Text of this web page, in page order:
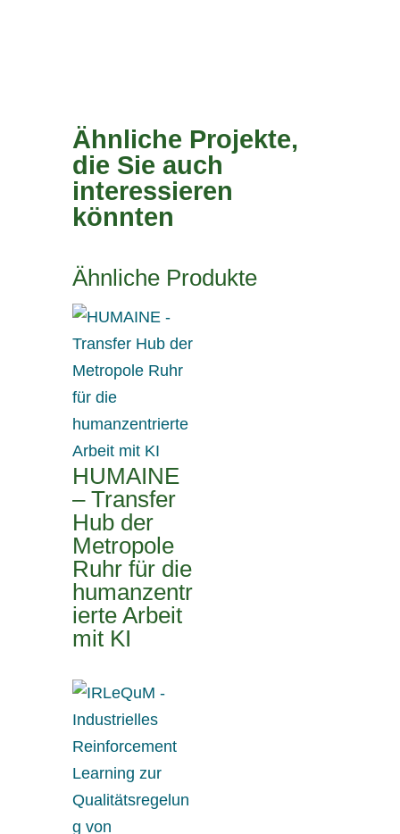
Ähnliche Projekte,
die Sie auch
interessieren
könnten
Ähnliche Produkte
HUMAINE
– Transfer
Hub der
Metropole
Ruhr für die
humanzentr
ierte Arbeit
mit KI